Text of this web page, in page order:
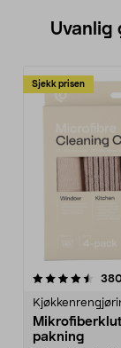
Uvanlig
Sjekk prisen
pakning
4.5av 5